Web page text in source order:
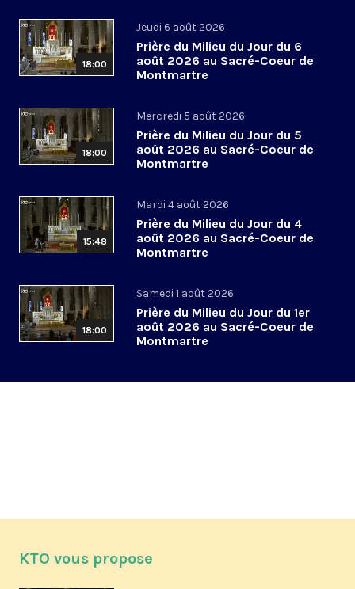
18:00
Jeudi 6 août 2026
Prière du Milieu du Jour du 6
août 2026 au Sacré-Coeur de
Montmartre
18:00
Mercredi 5 août 2026
Prière du Milieu du Jour du 5
août 2026 au Sacré-Coeur de
Montmartre
15:48
Mardi 4 août 2026
Prière du Milieu du Jour du 4
août 2026 au Sacré-Coeur de
Montmartre
18:00
Samedi 1 août 2026
Prière du Milieu du Jour du 1er
août 2026 au Sacré-Coeur de
Montmartre
KTO vous propose